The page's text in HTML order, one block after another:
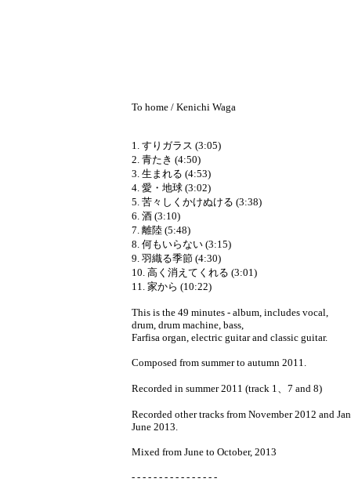
To home / Kenichi Waga
1. すりガラス (3:05)
2. 青たき (4:50)
3. 生まれる (4:53)
4. 愛・地球 (3:02)
5. 苦々しくかけぬける (3:38)
6. 酒 (3:10)
7. 離陸 (5:48)
8. 何もいらない (3:15)
9. 羽織る季節 (4:30)
10. 高く消えてくれる (3:01)
11. 家から (10:22)
This is the 49 minutes - album, includes vocal,
drum, drum machine, bass,
Farfisa organ, electric guitar and classic guitar.
Composed from summer to autumn 2011.
Recorded in summer 2011 (track 1、7 and 8)
Recorded other tracks from November 2012 and
June 2013.
Mixed from June to October, 2013
- - - - - - - - - - - - - - - -